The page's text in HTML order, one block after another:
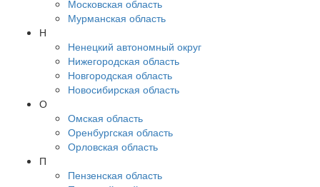
Московская область
Мурманская область
Н
Ненецкий автономный округ
Нижегородская область
Новгородская область
Новосибирская область
О
Омская область
Оренбургская область
Орловская область
П
Пензенская область